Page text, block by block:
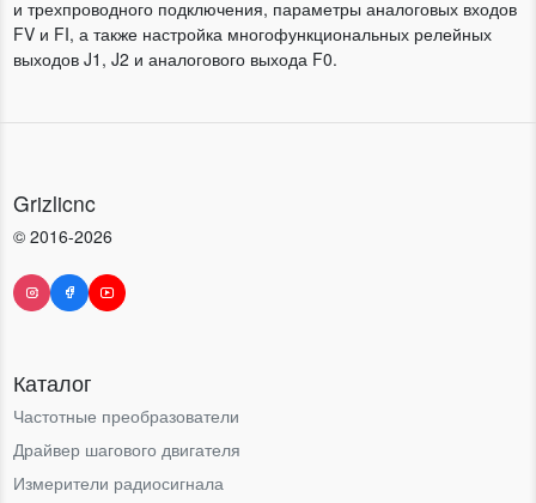
и трехпроводного подключения, параметры аналоговых входов
FV и FI, а также настройка многофункциональных релейных
выходов J1, J2 и аналогового выхода F0.
Grizlicnc
© 2016-2026
Каталог
Частотные преобразователи
Драйвер шагового двигателя
Измерители радиосигнала